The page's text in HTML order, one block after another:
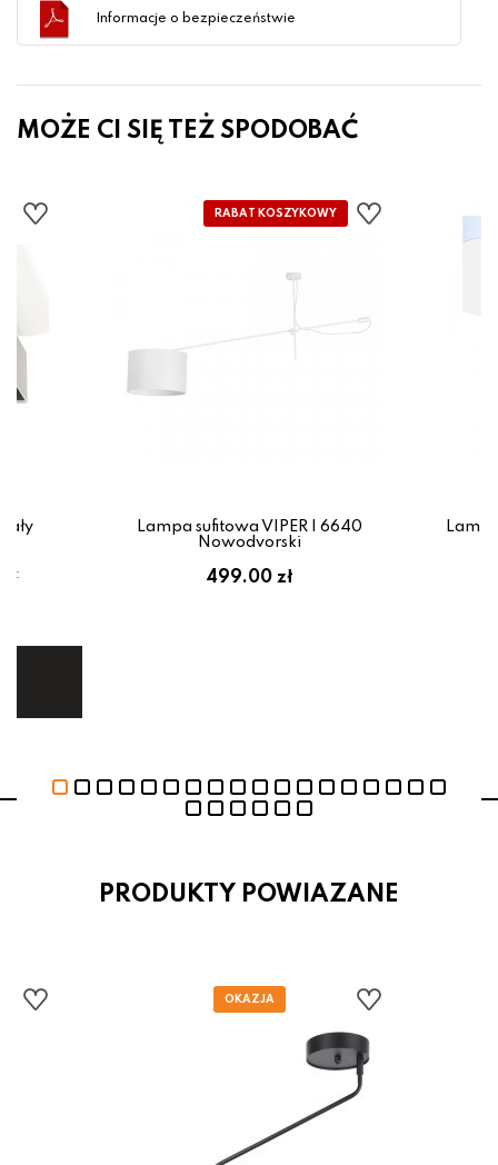
Informacje o bezpieczeństwie
MOŻE CI SIĘ TEŻ SPODOBAĆ
Lampa sufitowa VIPER I 6640
Nowodvorski
499.00 zł
PRODUKTY POWIAZANE